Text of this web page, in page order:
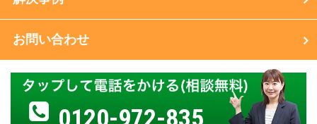
お問い合わせ